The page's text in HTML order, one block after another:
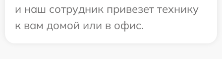
и наш сотрудник привезет технику
к вам домой или в офис.